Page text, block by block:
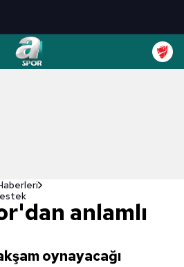
anlamlı
oynayacağı